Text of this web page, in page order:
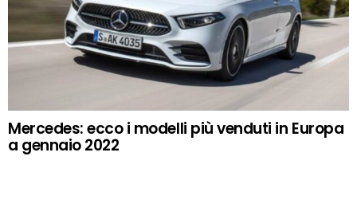
Mercedes: ecco i modelli più venduti in Europa
a gennaio 2022